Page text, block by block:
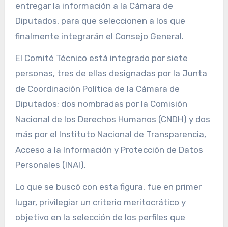
entregar la información a la Cámara de
Diputados, para que seleccionen a los que
finalmente integrarán el Consejo General.
El Comité Técnico está integrado por siete
personas, tres de ellas designadas por la Junta
de Coordinación Política de la Cámara de
Diputados; dos nombradas por la Comisión
Nacional de los Derechos Humanos (CNDH) y dos
más por el Instituto Nacional de Transparencia,
Acceso a la Información y Protección de Datos
Personales (INAI).
Lo que se buscó con esta figura, fue en primer
lugar, privilegiar un criterio meritocrático y
objetivo en la selección de los perfiles que